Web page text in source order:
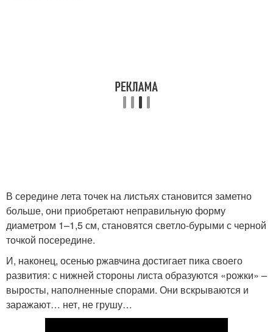
В середине лета точек на листьях становится заметно
больше, они приобретают неправильную форму
диаметром 1–1,5 см, становятся светло-бурыми с черной
точкой посередине.
И, наконец, осенью ржавчина достигает пика своего
развития: с нижней стороны листа образуются «рожки» –
выросты, наполненные спорами. Они вскрываются и
заражают… нет, не грушу…